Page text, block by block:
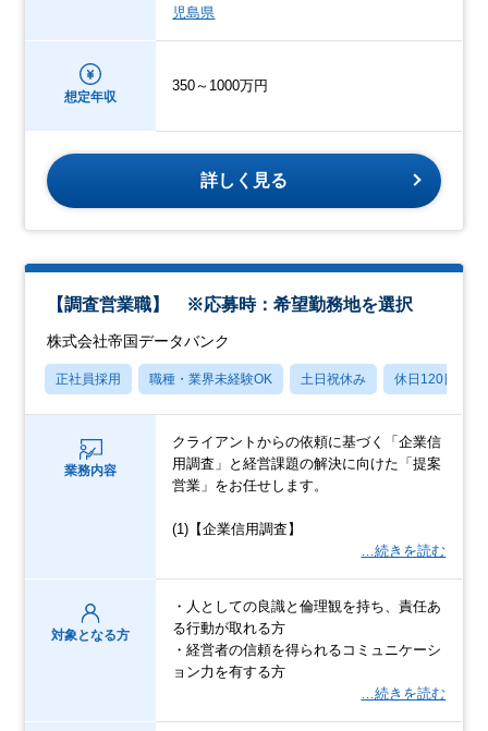
児島県
想定年収
350～1000万円
詳しく見る
【調査営業職】 ※応募時：希望勤務地を選択
株式会社帝国データバンク
正社員採用 職種・業界未経験OK 土日祝休み 休日120日以上
業務内容
クライアントからの依頼に基づく「企業信
用調査」と経営課題の解決に向けた「提案
営業」をお任せします。
(1)【企業信用調査】
…続きを読む
対象となる方
・人としての良識と倫理観を持ち、責任あ
る行動が取れる方
・経営者の信頼を得られるコミュニケーシ
ョン力を有する方
…続きを読む